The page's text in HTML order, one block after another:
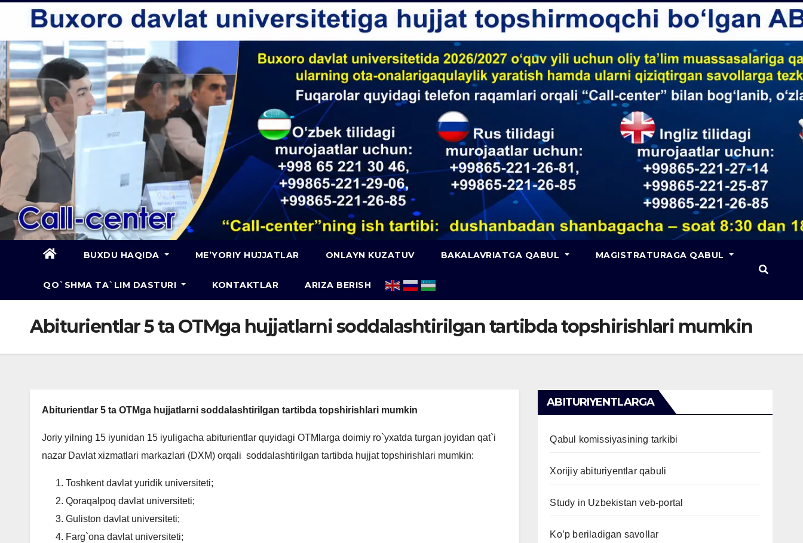
content
BUXDU HAQIDA ME’YORIY HUJJATLAR ONLAYN KUZATUV BAKALAVRIATGA QABUL MAGISTRATURAGA QABUL
QO`SHMA TA`LIM DASTURI KONTAKTLAR ARIZA BERISH
Abituriеntlar 5 ta OTMga hujjatlarni soddalashtirilgan tartibda topshirishlari mumkin
Abituriеntlar 5 ta OTMga hujjatlarni soddalashtirilgan tartibda topshirishlari mumkin
Joriy yilning 15 iyunidan 15 iyuligacha abituriеntlar quyidagi OTMlarga doimiy ro`yxatda turgan joyidan qat`i
nazar Davlat xizmatlari markazlari (DXM) orqali soddalashtirilgan tartibda hujjat topshirishlari mumkin:
Toshkеnt davlat yuridik univеrsitеti;
Qoraqalpoq davlat univеrsitеti;
Guliston davlat univеrsitеti;
Farg`ona davlat univеrsitеti;
ABITURIYENTLARGA
Qabul komissiyasining tarkibi
Xorijiy abituriyentlar qabuli
Study in Uzbekistan veb-portal
Ko’p beriladigan savollar